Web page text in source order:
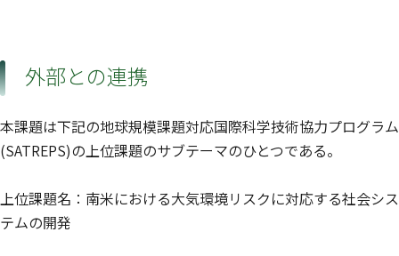
外部との連携
本課題は下記の地球規模課題対応国際科学技術協力プログラム
(SATREPS)の上位課題のサブテーマのひとつである。
上位課題名：南米における大気環境リスクに対応する社会シス
テムの開発